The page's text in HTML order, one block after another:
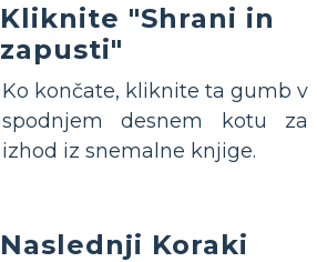
Kliknite "Shrani in
zapusti"
Ko končate, kliknite ta gumb v
spodnjem desnem kotu za
izhod iz snemalne knjige.
Naslednji Koraki